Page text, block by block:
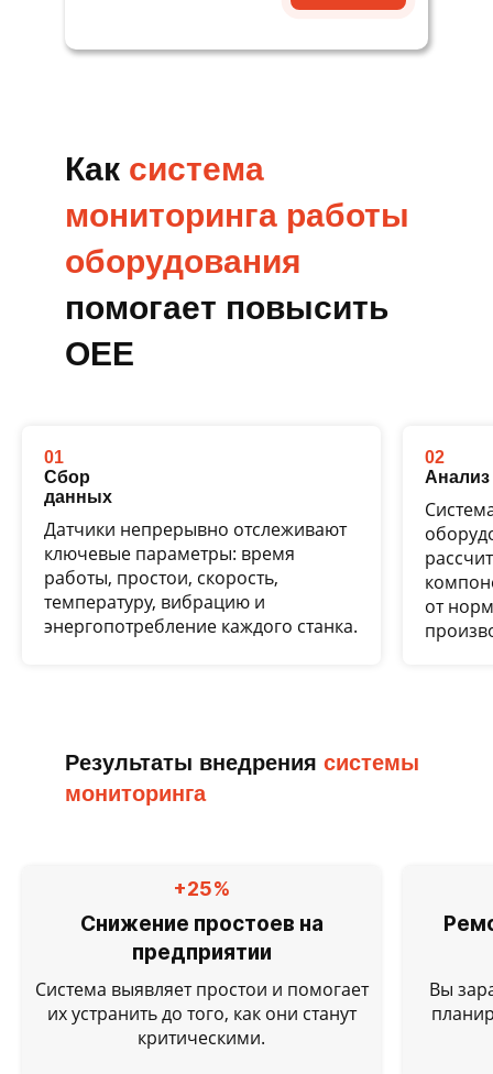
Как система
мониторинга работы
оборудования
помогает повысить
ОЕЕ
01
Сбор
данных
Датчики непрерывно отслеживают
ключевые параметры: время
работы, простои, скорость,
температуру, вибрацию и
энергопотребление каждого станка.
02
от
Результаты внедрения системы
мониторинга
+25%
Снижение простоев на
предприятии
Система выявляет простои и помогает
их устранить до того, как они станут
критическими.
Вы